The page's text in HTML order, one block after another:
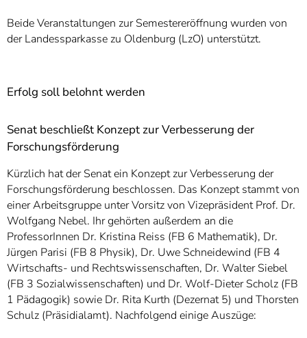
Beide Veranstaltungen zur Semestereröffnung wurden von
der Landessparkasse zu Oldenburg (LzO) unterstützt.
Erfolg soll belohnt werden
Senat beschließt Konzept zur Verbesserung der
Forschungsförderung
Kürzlich hat der Senat ein Konzept zur Verbesserung der
Forschungsförderung beschlossen. Das Konzept stammt von
einer Arbeitsgruppe unter Vorsitz von Vizepräsident Prof. Dr.
Wolfgang Nebel. Ihr gehörten außerdem an die
ProfessorInnen Dr. Kristina Reiss (FB 6 Mathematik), Dr.
Jürgen Parisi (FB 8 Physik), Dr. Uwe Schneidewind (FB 4
Wirtschafts- und Rechtswissenschaften, Dr. Walter Siebel
(FB 3 Sozialwissenschaften) und Dr. Wolf-Dieter Scholz (FB
1 Pädagogik) sowie Dr. Rita Kurth (Dezernat 5) und Thorsten
Schulz (Präsidialamt). Nachfolgend einige Auszüge: